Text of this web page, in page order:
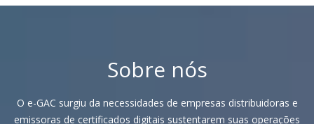
Sobre nós
O e-GAC surgiu da necessidades de empresas distribuidoras e
emissoras de certificados digitais sustentarem suas operações